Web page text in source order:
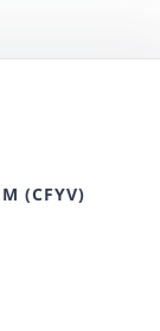
(CFYV)